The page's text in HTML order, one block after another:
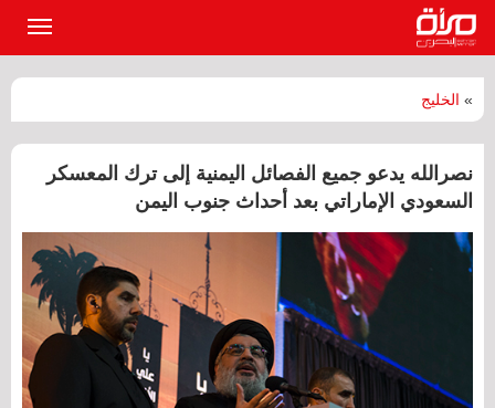
» الخليج
نصرالله يدعو جميع الفصائل اليمنية إلى ترك المعسكر
السعودي الإماراتي بعد أحداث جنوب اليمن